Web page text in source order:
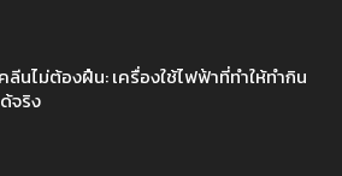
ลีนไม่ต้องฝืน: เครื่องใช้ไฟฟ้าที่ทำให้ทำกิน
จริง